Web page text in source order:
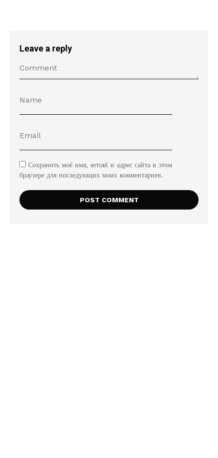
Leave a reply
Сохранить моё имя, email и адрес сайта в этом
браузере для последующих моих комментариев.